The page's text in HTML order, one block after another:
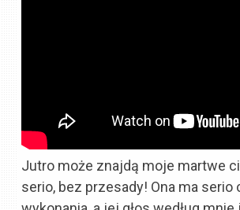
Jutro może znajdą moje martwe
serio, bez przesady! Ona ma serio